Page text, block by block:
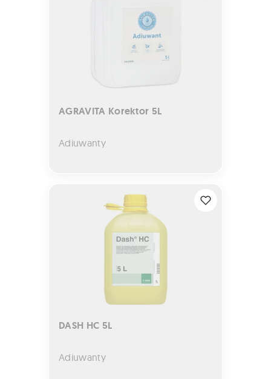
AGRAVITA Korektor 5L
Adiuwanty
DASH HC 5L
Adiuwanty